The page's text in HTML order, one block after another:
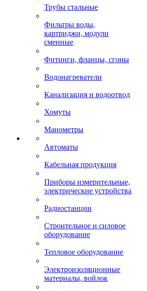
Трубы стальные
Фильтры воды,
картриджи, модули
сменные
Фитинги, фланцы, сгоны
Водонагреватели
Канализация и водоотвод
Хомуты
Манометры
Автоматы
Кабельная продукция
Приборы измерительные,
электрические устройства
Радиостанции
Строительное и силовое
оборудование
Тепловое оборудование
Электроизоляционные
материалы, войлок